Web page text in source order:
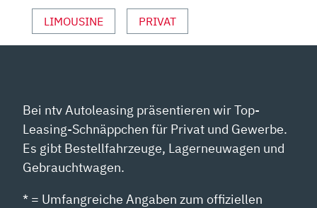
YOUTUBE
ANZEIGEN
LIMOUSINE PRIVAT
Bei ntv Autoleasing präsentieren wir Top-
Leasing-Schnäppchen für Privat und Gewerbe.
Es gibt Bestellfahrzeuge, Lagerneuwagen und
Gebrauchtwagen.
* = Umfangreiche Angaben zum offiziellen